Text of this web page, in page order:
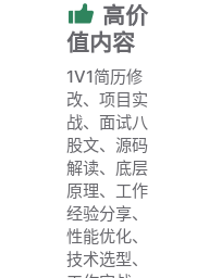
高价
值内容
1V1简历修
改、项目实
战、面试八
股文、源码
解读、底层
原理、工作
经验分享、
性能优化、
技术选型、